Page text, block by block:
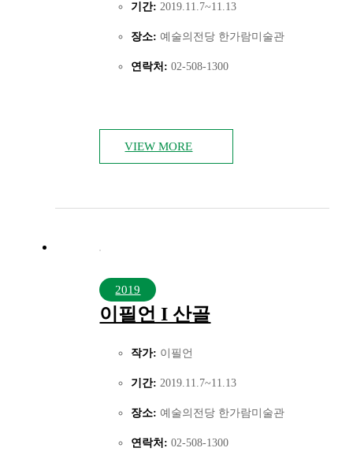
기간: 2019.11.7~11.13
장소: 예술의전당 한가람미술관
연락처: 02-508-1300
VIEW MORE
2019
이필언 I 산골
작가: 이필언
기간: 2019.11.7~11.13
장소: 예술의전당 한가람미술관
연락처: 02-508-1300